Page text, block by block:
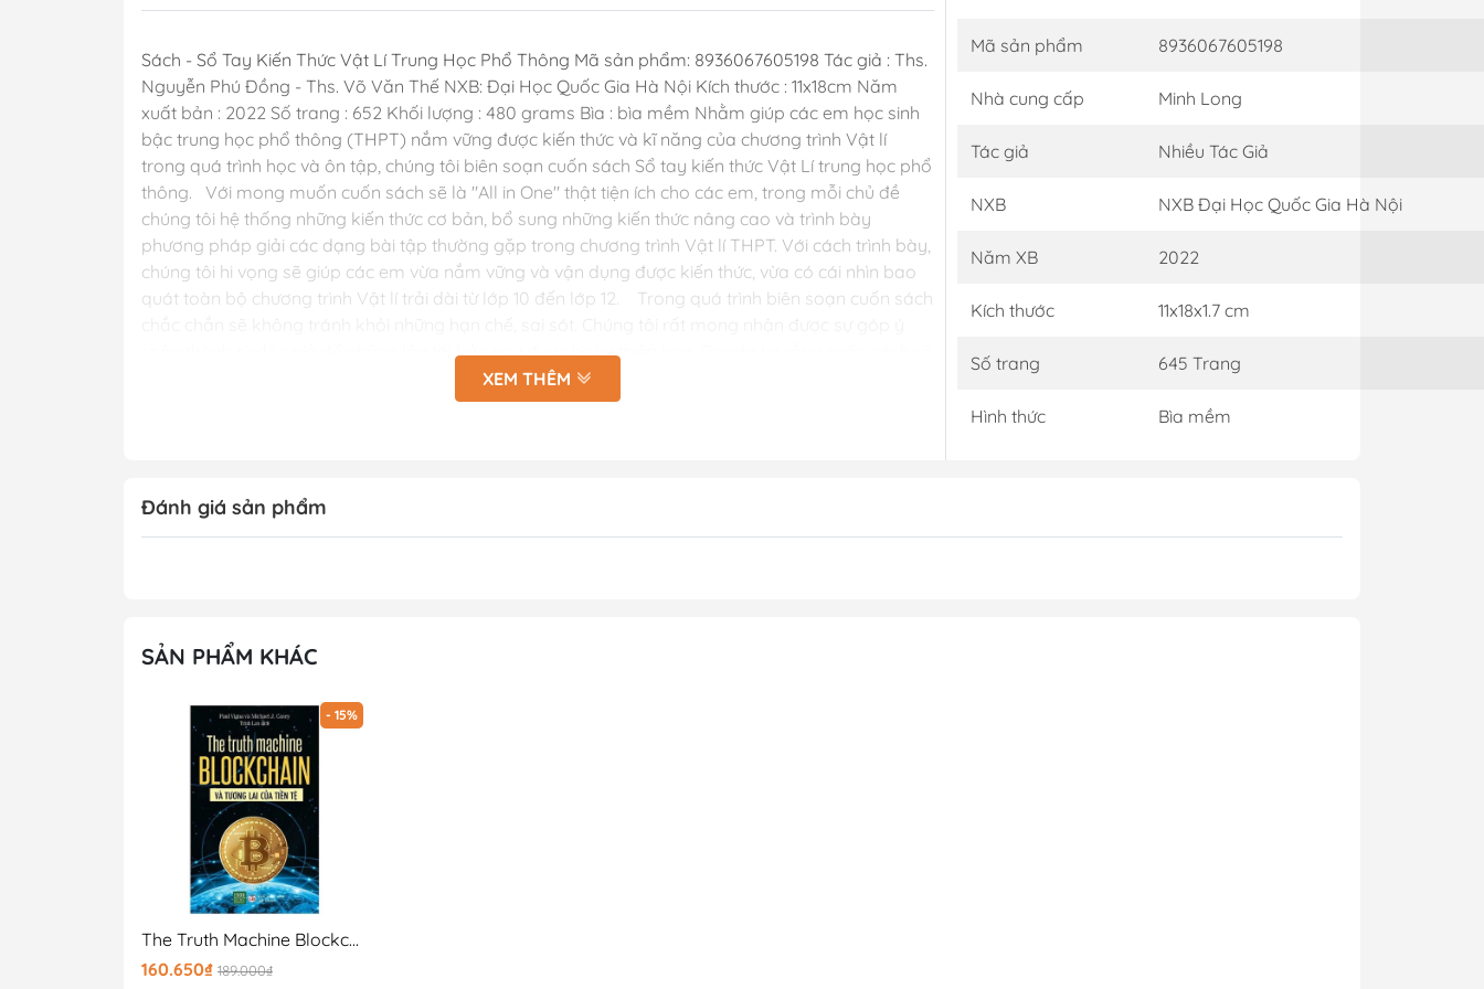
Sách - Sổ Tay Kiến Thức Vật Lí Trung Học Phổ Thông Mã sản phẩm: 8936067605198 Tác giả : Ths.
Nguyễn Phú Đồng - Ths. Võ Văn Thế NXB: Đại Học Quốc Gia Hà Nội Kích thước : 11x18cm Năm
xuất bản : 2022 Số trang : 652 Khối lượng : 480 grams Bìa : bìa mềm Nhằm giúp các em học sinh
bậc trung học phổ thông (THPT) nắm vững được kiến thức và kĩ năng của chương trình Vật lí
trong quá trình học và ôn tập, chúng tôi biên soạn cuốn sách Sổ tay kiến thức Vật Lí trung học phổ
thông. Với mong muốn cuốn sách sẽ là "All in One" thật tiện ích cho các em, trong mỗi chủ đề
chúng tôi hệ thống những kiến thức cơ bản, bổ sung những kiến thức nâng cao và trình bày
phương pháp giải các dạng bài tập thường gặp trong chương trình Vật lí THPT. Với cách trình bày,
chúng tôi hi vọng sẽ giúp các em vừa nắm vững và vận dụng được kiến thức, vừa có cái nhìn bao
quát toàn bộ chương trình Vật lí trải dài từ lớp 10 đến lớp 12. Trong quá trình biên soạn cuốn sách
chân thành từ độc giả để những lần tái bản sau được hoàn thiện hơn. Gooda tin rằng cuốn sách sẽ
mang lại kiến thức thật bổ ích cùng những trải nghiệm thật tuyệt vời, hy vọng đây sẽ là 1 cuốn sách
quý trên kệ sách của bạn! QUYỀN LỢI KHÁCH HÀNG KHI MUA SÁCH TẠI SHOP GOODA THƯ VIỆN
XEM THÊM
Mã sản phẩm 8936067605198
Nhà cung cấp Minh Long
Tác giả Nhiều Tác Giả
NXB NXB Đại Học Quốc Gia Hà Nội
Năm XB 2022
Kích thước 11x18x1.7 cm
Số trang 645 Trang
Hình thức Bìa mềm
Đánh giá sản phẩm
SẢN PHẨM KHÁC
- 15%
The Truth Machine Blockchain Và Tương Lai Của Tiền Tệ
160.650₫ 189.000₫